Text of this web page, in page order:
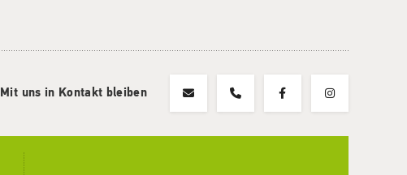
Mit uns in Kontakt bleiben